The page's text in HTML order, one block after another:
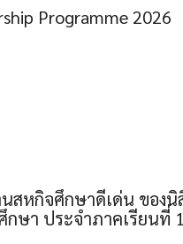
Programme 2026
สหกิจศึกษาดีเด่น ของ
กษา ประจำภาคเรียนที่